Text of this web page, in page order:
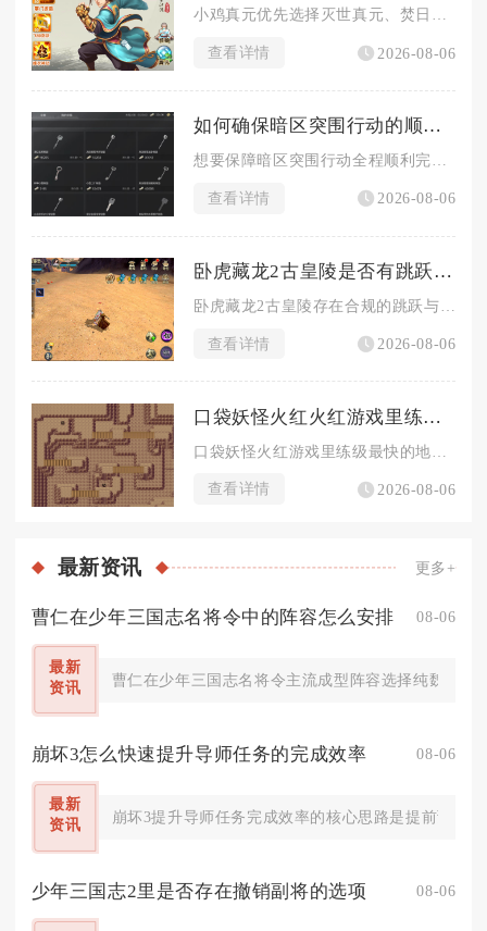
小鸡真元优先选择灭世真元、焚日真元、沉星真元，PVP对抗高闪...
查看详情 2026-08-06
如何确保暗区突围行动的顺利进行
查看详情 2026-08-06
卧虎藏龙2古皇陵是否有跳跃方式
查看详情 2026-08-06
口袋妖怪火红火红游戏里练级最快的地方是哪儿
查看详情 2026-08-06
最新资讯 更多+
曹仁在少年三国志名将令中的阵容怎么安排 08-06
最新
资讯
曹仁在少年三国志名将令主流成型阵容选择纯魏续
崩坏3怎么快速提升导师任务的完成效率 08-06
最新
资讯
崩坏3提升导师任务完成效率的核心思路是提前预览
少年三国志2里是否存在撤销副将的选项 08-06